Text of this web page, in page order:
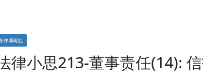
律师蒋虹
律小思213-董事责任(14):